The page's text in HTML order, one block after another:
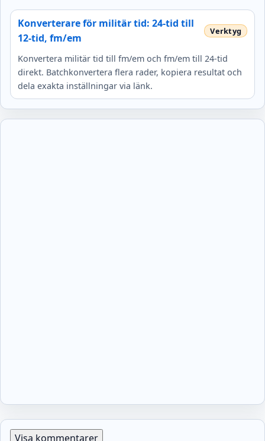
Konverterare för militär tid: 24-tid till
12-tid, fm/em
Konvertera militär tid till fm/em och fm/em till 24-tid
direkt. Batchkonvertera flera rader, kopiera resultat och
dela exakta inställningar via länk.
Visa kommentarer